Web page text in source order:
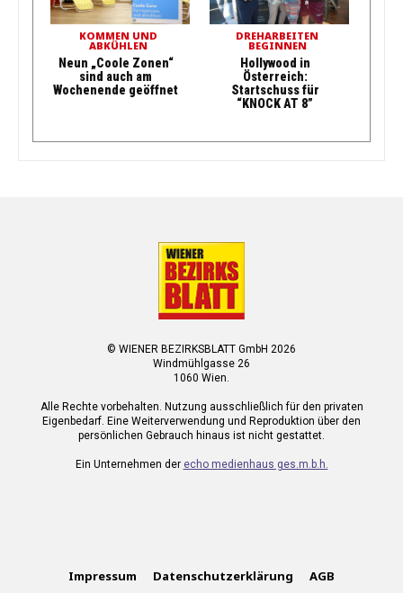
KOMMEN UND
ABKÜHLEN
Neun „Coole Zonen“
sind auch am
Wochenende geöffnet
DREHARBEITEN
BEGINNEN
Hollywood in
Österreich:
Startschuss für
“KNOCK AT 8”
© WIENER BEZIRKSBLATT GmbH 2026
Windmühlgasse 26
1060 Wien.
Alle Rechte vorbehalten. Nutzung ausschließlich für den privaten
Eigenbedarf. Eine Weiterverwendung und Reproduktion über den
persönlichen Gebrauch hinaus ist nicht gestattet.
Ein Unternehmen der echo medienhaus ges.m.b.h.
Impressum Datenschutzerklärung AGB